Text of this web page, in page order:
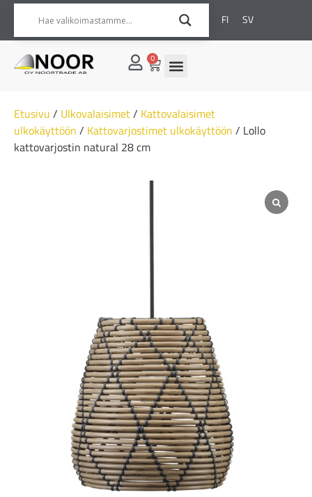
FI SV
0
Etusivu / Ulkovalaisimet/ Kattovalaisimet
ulkokäyttöön / Kattovarjostimet ulkokäyttöön / Lollo
kattovarjostin natural 28 cm